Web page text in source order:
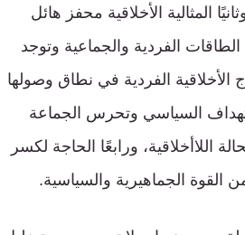
المثالية الأخلاقية محفز هائل
الفردية والجماعية وتوجد
الأخلاقية الفردية في نطاق وصولها
السياسي وتحرس الجماعة
اللاأخلاقية، ورابعًا الحاجة لكسر
القوة الجماهيرية والسياسية.